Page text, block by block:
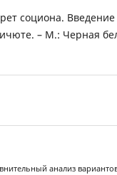
социона. Введение
– М.: Черная
анализ